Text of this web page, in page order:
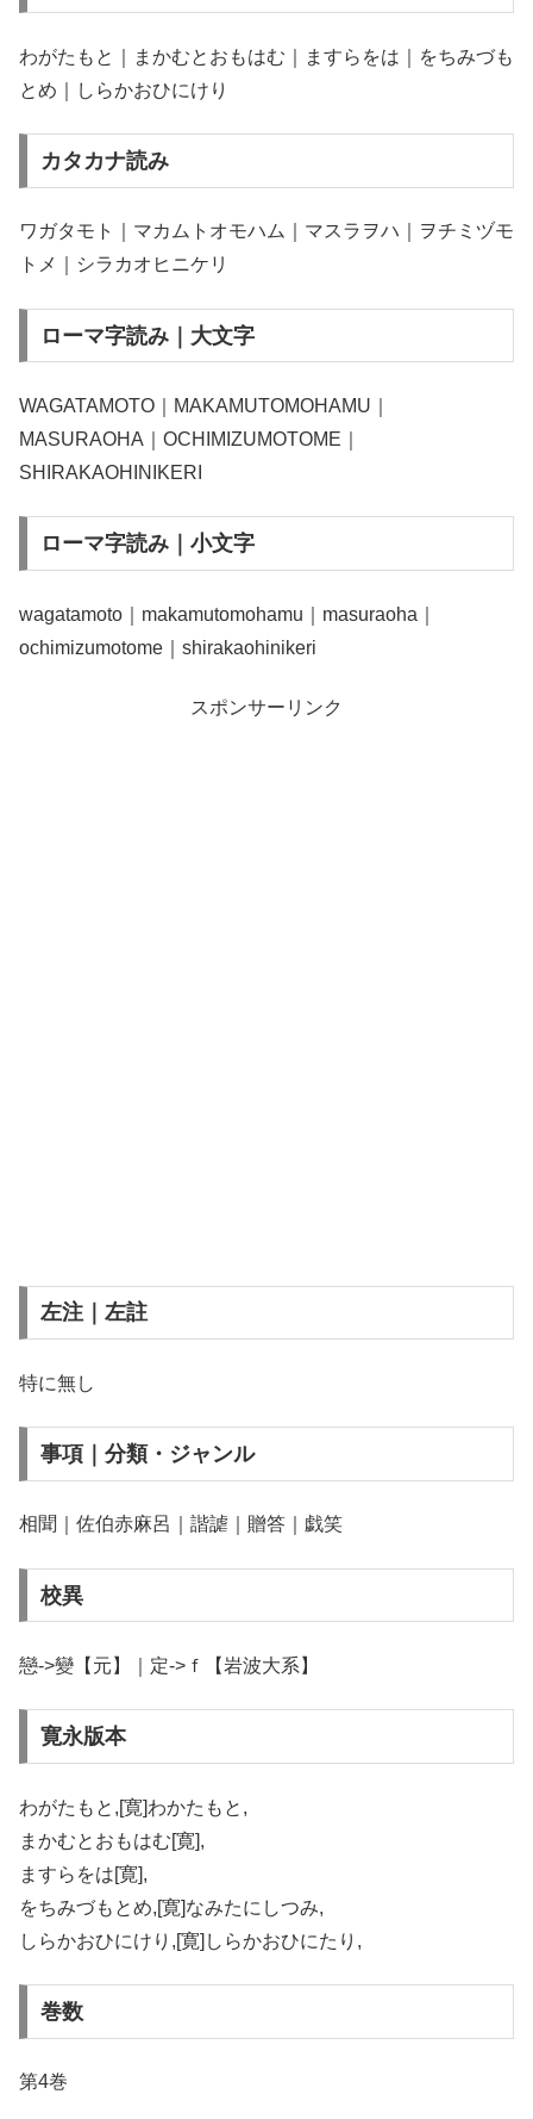
わがたもと｜まかむとおもはむ｜ますらをは｜をちみづも
とめ｜しらかおひにけり
カタカナ読み
ワガタモト｜マカムトオモハム｜マスラヲハ｜ヲチミヅモ
トメ｜シラカオヒニケリ
ローマ字読み｜大文字
WAGATAMOTO｜MAKAMUTOMOHAMU｜
MASURAOHA｜OCHIMIZUMOTOME｜
SHIRAKAOHINIKERI
ローマ字読み｜小文字
wagatamoto｜makamutomohamu｜masuraoha｜
ochimizumotome｜shirakaohinikeri
スポンサーリンク
左注｜左註
特に無し
事項｜分類・ジャンル
相聞｜佐伯赤麻呂｜諧謔｜贈答｜戯笑
校異
戀->變【元】｜定->ｆ【岩波大系】
寛永版本
わがたもと,[寛]わかたもと,
まかむとおもはむ[寛],
ますらをは[寛],
をちみづもとめ,[寛]なみたにしつみ,
しらかおひにけり,[寛]しらかおひにたり,
巻数
第4巻